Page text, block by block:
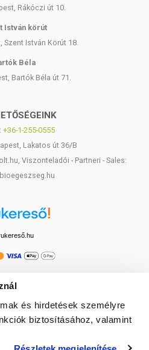
és hirdetések személyre
biztosításához, valamint
Rákóczi út 10.
István körút
Szent István Körút 18.
Béla
Bartók Béla út 71.
+36-1-255-0555
Lakatos út 36/B
Viszonteladói - Partneri - Sales: